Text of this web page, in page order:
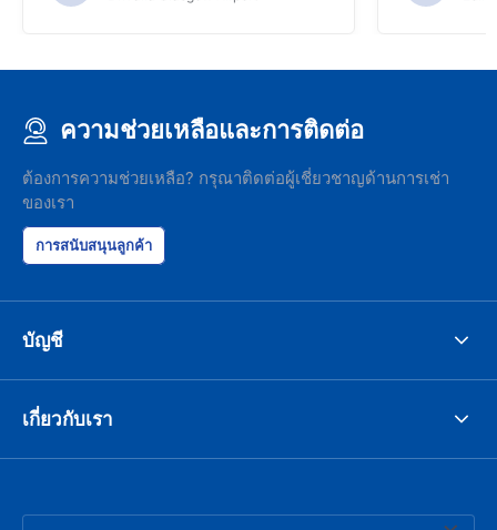
ความช่วยเหลือและการติดต่อ
ต้องการความช่วยเหลือ? กรุณาติดต่อผู้เชี่ยวชาญด้านการเช่า
ของเรา
การสนับสนุนลูกค้า
บัญชี
เกี่ยวกับเรา